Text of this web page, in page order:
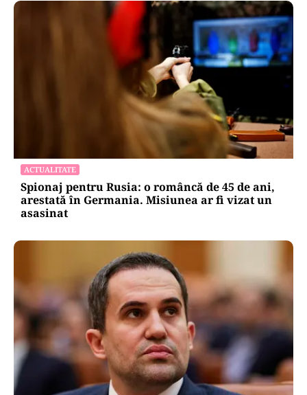
ACTUALITATE
Spionaj pentru Rusia: o româncă de 45 de ani,
arestată în Germania. Misiunea ar fi vizat un
asasinat